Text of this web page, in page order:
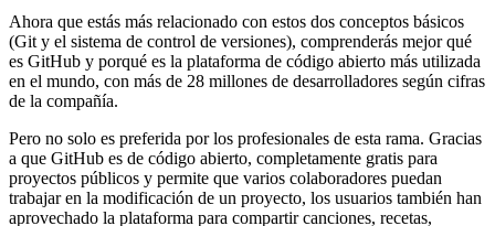
Ahora que estás más relacionado con estos dos conceptos básicos
(Git y el sistema de control de versiones), comprenderás mejor qué
es GitHub y porqué es la plataforma de código abierto más utilizada
en el mundo, con más de 28 millones de desarrolladores según cifras
de la compañía.
Pero no solo es preferida por los profesionales de esta rama. Gracias
a que GitHub es de código abierto, completamente gratis para
proyectos públicos y permite que varios colaboradores puedan
trabajar en la modificación de un proyecto, los usuarios también han
aprovechado la plataforma para compartir canciones, recetas,